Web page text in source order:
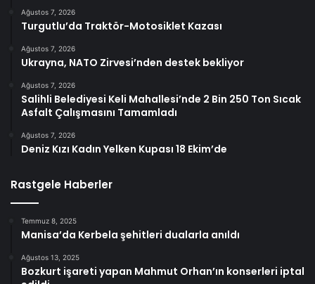
Ağustos 7, 2026
Turgutlu’da Traktör-Motosiklet Kazası
Ağustos 7, 2026
Ukrayna, NATO Zirvesi’nden destek bekliyor
Ağustos 7, 2026
Salihli Belediyesi Keli Mahallesi’nde 2 Bin 250 Ton Sıcak
Asfalt Çalışmasını Tamamladı
Ağustos 7, 2026
Deniz Kızı Kadın Yelken Kupası 18 Ekim’de
Rastgele Haberler
Temmuz 8, 2025
Manisa’da Kerbela şehitleri dualarla anıldı
Ağustos 13, 2025
Bozkurt işareti yapan Mahmut Orhan’ın konserleri iptal